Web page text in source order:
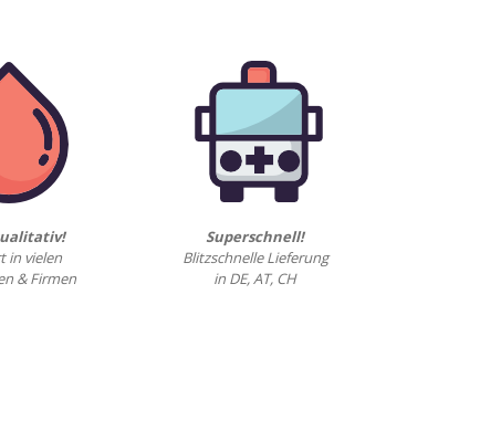
in vielen
& Firmen
Superschnell!
Blitzschnelle Lieferung
in DE, AT, CH